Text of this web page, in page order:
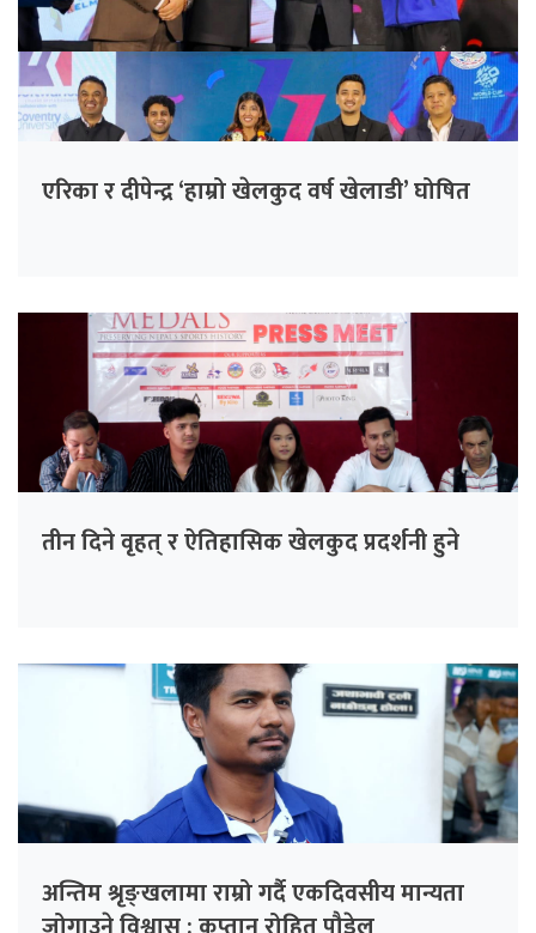
एरिका र दीपेन्द्र ‘हाम्रो खेलकुद वर्ष खेलाडी’ घोषित
तीन दिने वृहत् र ऐतिहासिक खेलकुद प्रदर्शनी हुने
अन्तिम श्रृङ्खलामा राम्रो गर्दै एकदिवसीय मान्यता